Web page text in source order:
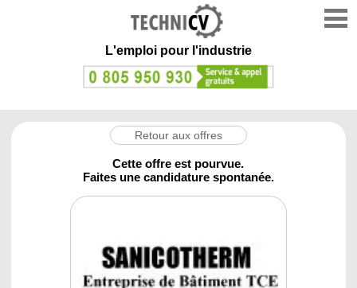
L'emploi pour l'industrie
Retour aux offres
Cette offre est pourvue.
Faites une candidature spontanée.